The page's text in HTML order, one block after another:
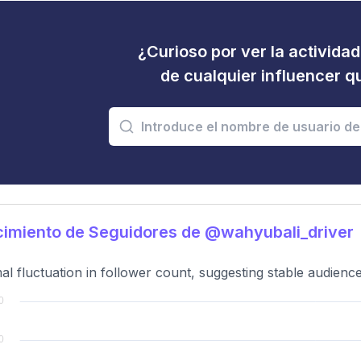
¿Curioso por ver la
de cualquier influencer
de Seguidores de @wahyubali_driver
fluctuation in follower count, suggesting stable